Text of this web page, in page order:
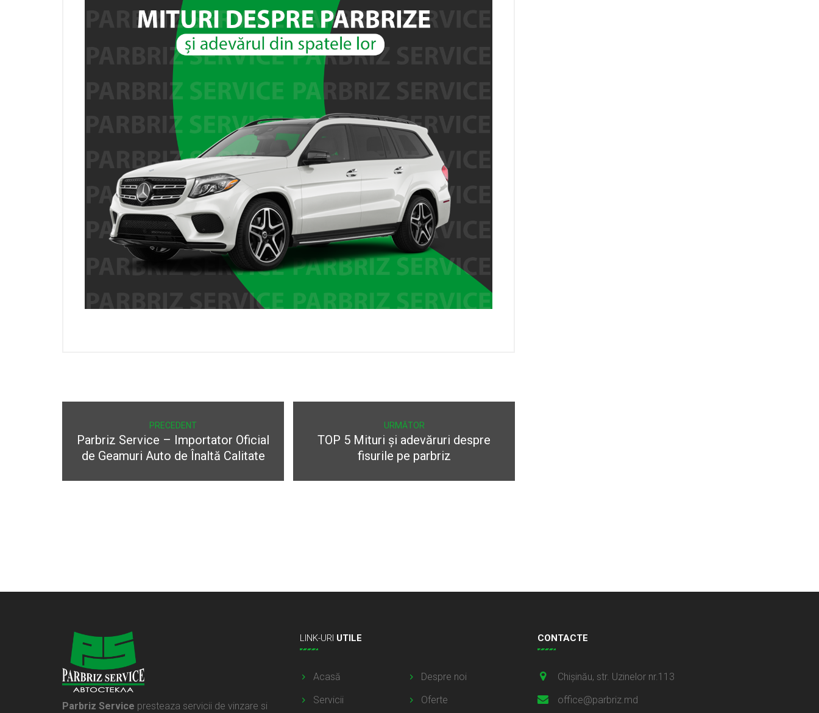
PRECEDENT
Parbriz Service – Importator Oficial
de Geamuri Auto de Înaltă Calitate
URMĂTOR
TOP 5 Mituri și adevăruri despre
fisurile pe parbriz
Parbriz Service presteaza servicii de vinzare si
LINK-URI UTILE
Acasă
Despre noi
Servicii
Oferte
CONTACTE
Chișinău, str. Uzinelor nr.113
office@parbriz.md